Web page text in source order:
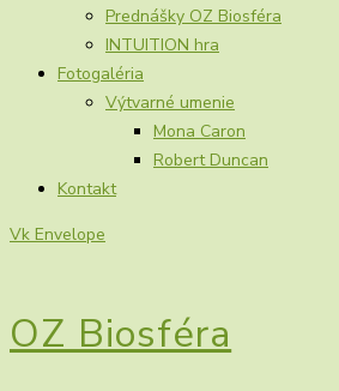
Prednášky OZ Biosféra
INTUITION hra
Fotogaléria
Výtvarné umenie
Mona Caron
Robert Duncan
Kontakt
Vk Envelope
OZ Biosféra